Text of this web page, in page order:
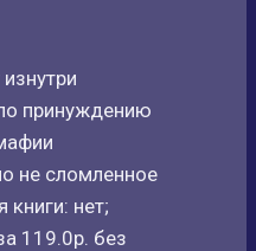
принуждению
не сломленное
книги: нет;
119.0р. без